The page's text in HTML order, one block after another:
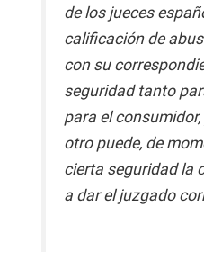
de los jueces
calificación de
con su
seguridad tanto
para el
otro puede, de
cierta seguridad la
a dar el juzgado